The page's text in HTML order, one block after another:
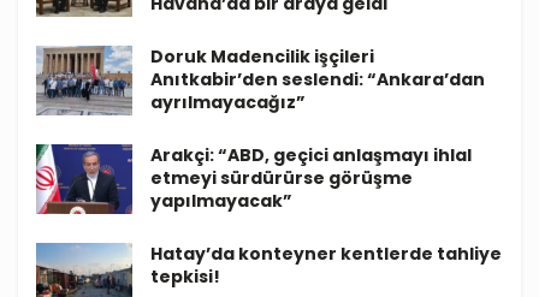
Doruk Madencilik işçileri
Anıtkabir’den seslendi: “Ankara’dan
ayrılmayacağız”
Arakçi: “ABD, geçici anlaşmayı ihlal
etmeyi sürdürürse görüşme
yapılmayacak”
Hatay’da konteyner kentlerde tahliye
tepkisi!